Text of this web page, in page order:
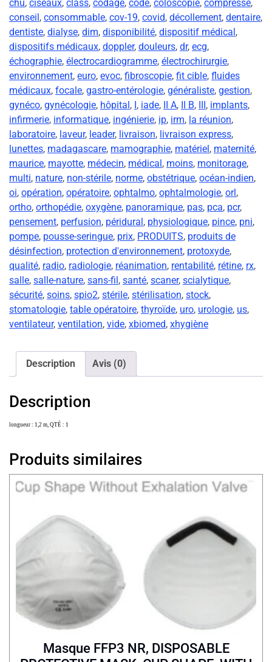
chu, ciseaux, class, codage, code, coloscopie, compresse,
conseil, consommable, cov-19, covid, décollement, dentaire,
dentiste, dialyse, dim, disponibilité, dispositif médical,
dispositifs médicaux, doppler, douleurs, dr, ecg,
échographie, électrocardiogramme, électrochirurgie,
environnement, euro, evoc, fibroscopie, fit cible, fluides
médicaux, focale, gastro-entérologie, généraliste, gestion,
gynéco, gynécologie, hôpital, I, iade, II A, II B, III, implants,
infirmerie, informatique, ingénierie, ip, irm, la réunion,
laboratoire, laveur, leader, livraison, livraison express,
lunettes, madagascare, mamographie, matériel, maternité,
maurice, mayotte, médecin, médical, moins, monitorage,
multi, nature, non-stérile, norme, obstétrique, océan-indien,
oi, opération, opératoire, ophtalmo, ophtalmologie, orl,
ortho, orthopédie, oxygène, panoramique, pas, pca, pcr,
pensement, perfusion, péridural, physiologique, pince, pni,
pompe, pousse-seringue, prix, PRODUITS, produits de
désinfection, protection d'environnement, protoxyde,
qualité, radio, radiologie, réanimation, rentabilité, rétine, rx,
salle, salle-nature, sans-fil, santé, scaner, scialytique,
sécurité, soins, spio2, stérile, stérilisation, stock,
stomatologie, table opératoire, thyroïde, uro, urologie, us,
ventilateur, ventilation, vide, xbiomed, xhygiène
Description Avis (0)
Description
longueur : 1,2 m, QTÉ : 1
Produits similaires
Masque FFP3 NR, DISPOSABLE